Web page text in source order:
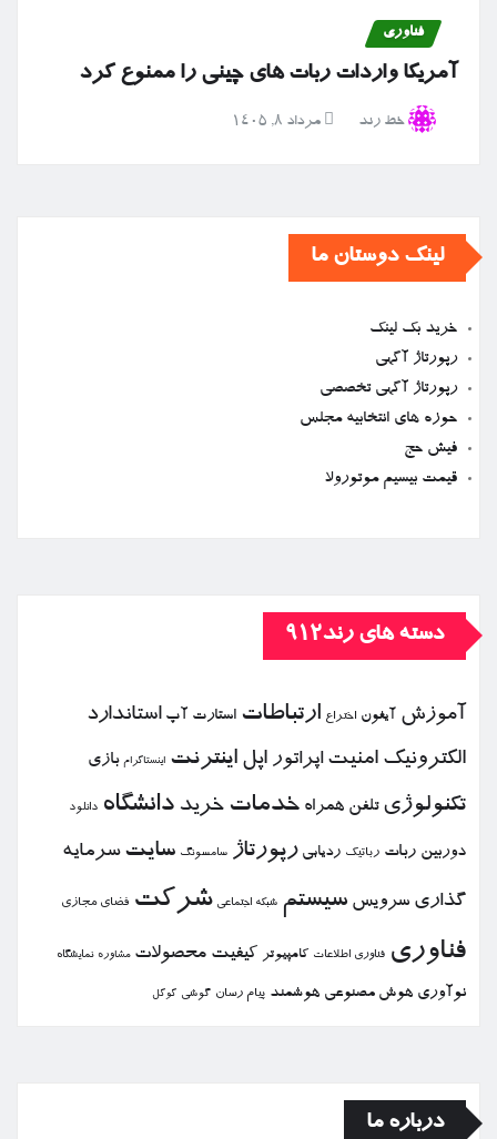
فناوری
آمریکا واردات ربات های چینی را ممنوع کرد
خط رند مرداد ۸, ۱۴۰۵
لینک دوستان ما
خرید بک لینک
رپورتاژ آگهی
رپورتاژ آگهی تخصصی
حوزه های انتخابیه مجلس
فیش حج
قیمت بیسیم موتورولا
دسته های رند912
آموزش آیفون اختراع ارتباطات استارت آپ استاندارد
الكترونیك امنیت اپراتور اپل اینترنت اینستاگرام بازی
تكنولوژی تلفن همراه خدمات خرید دانشگاه دانلود
دوربین ربات رباتیك ردیابی رپورتاژ سامسونگ سایت سرمایه
گذاری سرویس سیستم شبكه اجتماعی شركت فضای مجازی
فناوری فناوری اطلاعات كامپیوتر كیفیت محصولات مشاوره نمایشگاه
نوآوری هوش مصنوعی هوشمند پیام رسان گوشی گوگل
درباره ما